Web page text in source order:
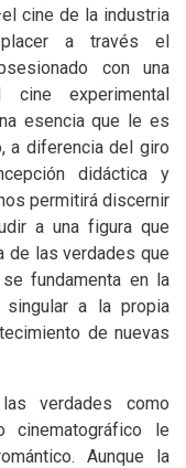
cine de la industria
placer a través el
con una
experimental
esencia que le es
a diferencia del giro
didáctica y
permitirá discernir
a una figura que
de las verdades que
fundamenta en la
a la propia
de nuevas
verdades como
cinematográfico le
Aunque la